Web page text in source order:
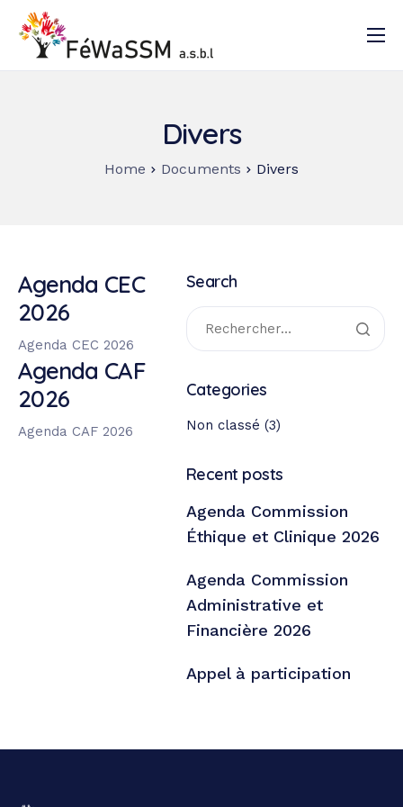
Accueil
Documentation
Divers
Home Documents Divers
Agenda CEC
2026
Agenda CEC 2026
Agenda CAF
2026
Agenda CAF 2026
Search
Categories
Non classé (3)
Recent posts
Agenda Commission
Éthique et Clinique 2026
Agenda Commission
Administrative et
Financière 2026
Appel à participation